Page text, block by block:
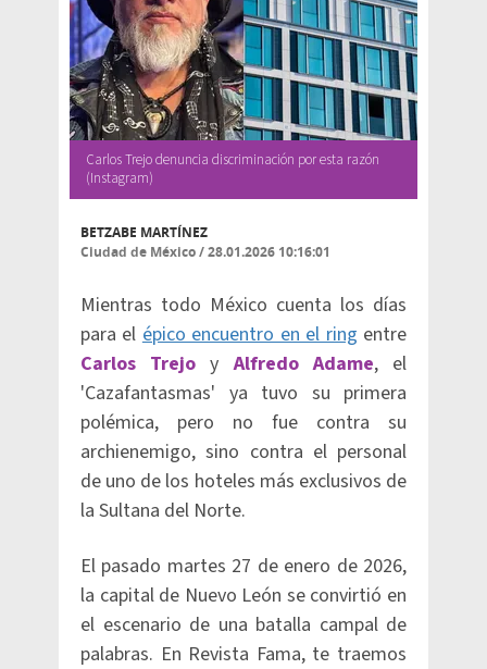
Carlos Trejo denuncia discriminación por esta razón
(Instagram)
BETZABE MARTÍNEZ
Ciudad de México/28.01.2026 10:16:01
Mientras todo México cuenta los días
para elépico encuentro en el ring entre
Carlos Trejo yAlfredo Adame, el
'Cazafantasmas' ya tuvo su primera
polémica, pero no fue contra su
archienemigo, sino contra el personal
de uno de los hoteles más exclusivos de
la Sultana del Norte.
El pasado martes 27 de enero de 2026,
la capital de Nuevo León se convirtió en
el escenario de una batalla campal de
palabras. En Revista Fama, te traemos